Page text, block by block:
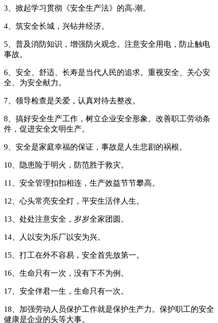
3、掀起学习贯彻《安全生产法》的高-潮。
4、筑安全长城，兴钻井经济。
5、普及消防知识，增强防火观念。注意安全用电，防止触电
事故。
6、安全、舒适、长寿是当代人民的追求。重视安全、关心安
全、为安全献力。
7、领导检查是关爱，认真对待去整改。
8、搞好安全生产工作，树立企业安全形象。改善职工劳动条
件，促进安全文明生产。
9、安全是家庭幸福的保证，事故是人生悲剧的祸根。
10、隐患险于明火，防范胜于救灾。
11、安全管理扣扣相连，生产效益节节攀高。
12、心头常亮安全灯，平安生活伴人生。
13、处处注意安全，岁岁全家团圆。
14、人以安为乐厂以安为兴。
15、打工在外不容易，安全首先放第一。
16、生命只有一次，没有下不为例。
17、安全伴君一生，生命只有一次。
18、加强劳动人员保护工作就是保护生产力。保护职工的安全
健康是企业的头等大事。